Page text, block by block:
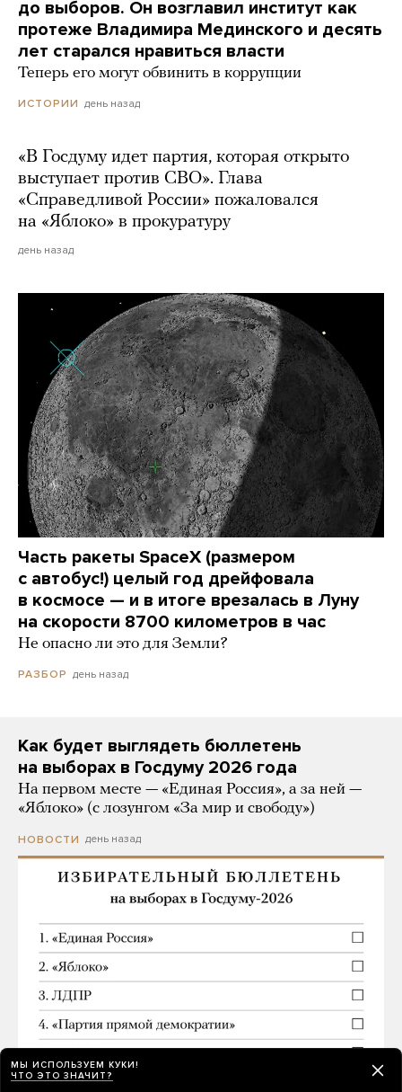
до выборов. Он возглавил институт как
протеже Владимира Мединского и десять
лет старался нравиться власти
Теперь его могут обвинить в коррупции
ИСТОРИИ день назад
«В Госдуму идет партия, которая открыто
выступает против СВО». Глава
«Справедливой России» пожаловался
на «Яблоко» в прокуратуру
день назад
Часть ракеты SpaceX (размером
с автобус!) целый год дрейфовала
в космосе — и в итоге врезалась в Луну
на скорости 8700 километров в час
Не опасно ли это для Земли?
РАЗБОР день назад
Как будет выглядеть бюллетень
на выборах в Госдуму 2026 года
На первом месте — «Единая Россия», а за ней —
«Яблоко» (с лозунгом «За мир и свободу»)
НОВОСТИ день назад
МЫ ИСПОЛЬЗУЕМ КУКИ!
ЧТО ЭТО ЗНАЧИТ?